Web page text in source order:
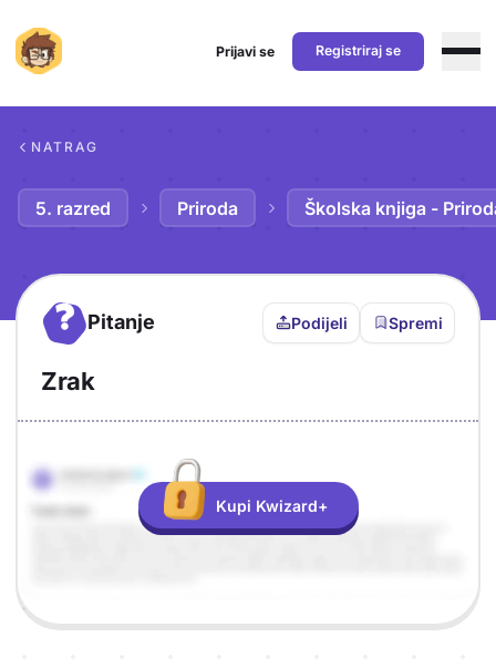
Prijavi se Registriraj se
NATRAG
5. razred Priroda Školska knjiga -
? Pitanje Podijeli Spremi
Zrak
Odgovor
Objašnjenje
Kupi Kwizard+